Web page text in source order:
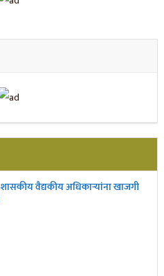
वैद्यकीय अधिकाऱ्यांना खाजगी